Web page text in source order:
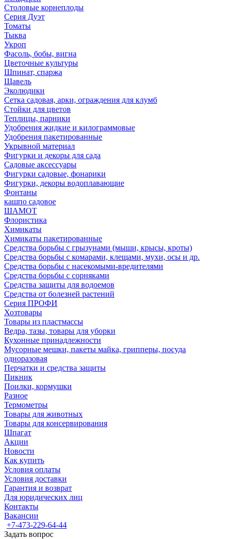
Столовые корнеплоды
Серия Дуэт
Томаты
Тыква
Укроп
Фасоль, бобы, вигна
Цветочные культуры
Шпинат, спаржа
Щавель
Эколюдики
Сетка садовая, арки, ограждения для клумб
Стойки для цветов
Теплицы, парники
Удобрения жидкие и килограммовые
Удобрения пакетированные
Укрывной материал
Фигурки и декоры для сада
Садовые аксессуары
Фигурки садовые, фонарики
Фигурки, декоры водоплавающие
Фонтаны
кашпо садовое
ШАМОТ
Флористика
Химикаты
Химикаты пакетированные
Средства борьбы с грызунами (мыши, крысы, кроты)
Средства борьбы с комарами, клещами, мухи, осы и др.
Средства борьбы с насекомыми-вредителями
Средства борьбы с сорняками
Средства защиты для водоемов
Средства от болезней растений
Серия ПРОФИ
Хозтовары
Товары из пластмассы
Ведра, тазы, товары для уборки
Кухонные принадлежности
Мусорные мешки, пакеты майка, грипперы, посуда
одноразовая
Перчатки и средства защиты
Пикник
Поилки, кормушки
Разное
Термометры
Товары для животных
Товары для консервирования
Шпагат
Акции
Новости
Как купить
Условия оплаты
Условия доставки
Гарантия и возврат
Для юридических лиц
Контакты
Вакансии
+7-473-229-64-44
Задать вопрос